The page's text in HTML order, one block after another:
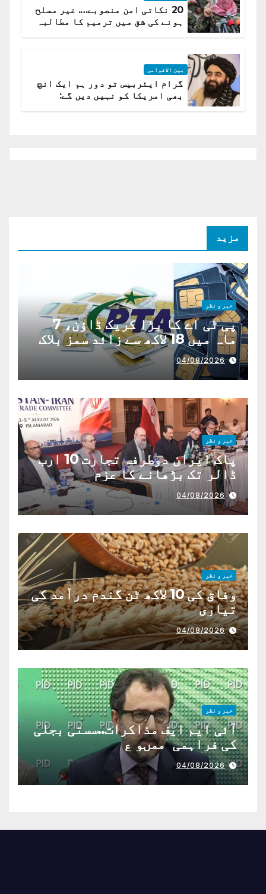
20 نکاتی امن منصوبے…. غیر مسلح
ہونے کی شق میں ترمیم کا مطالبہ
بین الاقوامی
گرام ایئربیس تو دور ہم ایک انچ
بھی امریکا کو نہیں دیں گے:
مزید
خبر و نظر
پی ٹی اے کا بڑا کریک ڈاؤن، 7
ماہ میں 18 لاکھ سے زائد سمز بلاک
04/08/2026
خبر و نظر
پاک ایران دوطرفہ تجارت 10 ارب
ڈالر تک بڑھانے کا عزم
04/08/2026
خبر و نظر
وفاق کی 10 لاکھ ٹن گندم درآمد کی
تیاری
04/08/2026
خبر و نظر
آئی ایم ایف مذاکرات..سستی بجلی
کی فراہمی ممںو ع
04/08/2026